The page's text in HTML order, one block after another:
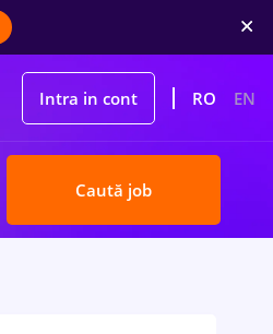
Intra in cont RO EN
Caută job